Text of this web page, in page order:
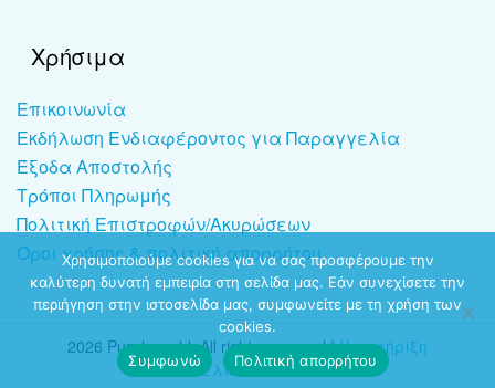
Χρήσιμα
Επικοινωνία
Εκδήλωση Ενδιαφέροντος για Παραγγελία
Έξοδα Αποστολής
Τρόποι Πληρωμής
Πολιτική Επιστροφών/Ακυρώσεων
Όροι χρήσης & πολιτική απορρήτου
2026 Puzzleworld. All rights reserved |Υποστήριξη
ιστοσελίδων-dezitech.
Χρησιμοποιούμε cookies για να σας προσφέρουμε την
καλύτερη δυνατή εμπειρία στη σελίδα μας. Εάν συνεχίσετε την
περιήγηση στην ιστοσελίδα μας, συμφωνείτε με τη χρήση των
cookies.
Συμφωνώ
Πολιτική απορρήτου